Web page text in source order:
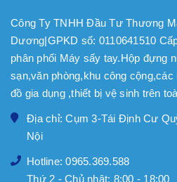
Công Ty TNHH Đầu Tư Thương
Dương|GPKD số: 0110641510
phân phối Máy sấy tay.Hộp đựng
sạn,văn phòng,khu công
đồ gia dụng ,thiết bị vệ sinh trên
Địa chỉ: Cụm 3-Tái Định Cư
Nội
Hotline: 0965.369.588
Thứ 2 - Chủ nhật: 8:00 - 18:00